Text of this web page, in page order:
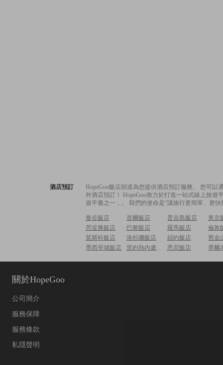
酒店預訂
HopeGoo飯店頻道為您提供酒店預訂服務。 您可
外酒店預訂！ HopeGoo致力於打造一站式線上旅
遊平臺之一，。 我們的使命是“讓旅行更簡單、更
曼谷飯店 首爾飯店 普吉島飯店
東京
芭堤雅飯店
巴黎飯店 羅馬飯店
倫敦
莫斯科飯店
洛杉磯飯店 紐約飯店
舊金
墨西哥城飯店
里約熱內盧飯店 悉尼飯店 墨爾
關於HopeGoo
公司簡介
服務保障
服務條款
私隱聲明